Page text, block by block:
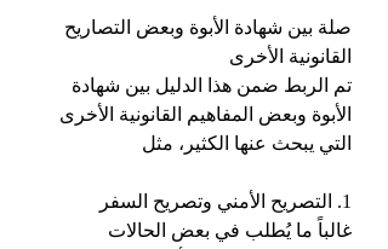
صلة بين شهادة الأبوة وبعض التصاريح
القانونية الأخرى
تم الربط ضمن هذا الدليل بين شهادة
الأبوة وبعض المفاهيم القانونية الأخرى
التي يبحث عنها الكثير، مثل
1. التصريح الأمني وتصريح السفر
غالباً ما يُطلب في بعض الحالات